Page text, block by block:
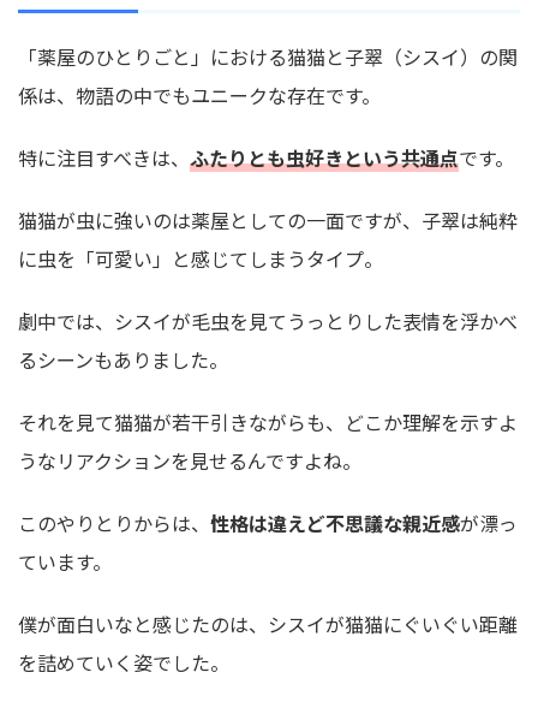
「薬屋のひとりごと」における猫猫と子翠（シスイ）の関
係は、物語の中でもユニークな存在です。
特に注目すべきは、 ふたりとも虫好きという共通点です。
猫猫が虫に強いのは薬屋としての一面ですが、子翠は純粋
に虫を「可愛い」と感じてしまうタイプ。
劇中では、シスイが毛虫を見てうっとりした表情を浮かべ
るシーンもありました。
それを見て猫猫が若干引きながらも、どこか理解を示すよ
うなリアクションを見せるんですよね。
このやりとりからは、 性格は違えど不思議な親近感が漂っ
ています。
僕が面白いなと感じたのは、シスイが猫猫にぐいぐい距離
を詰めていく姿でした。